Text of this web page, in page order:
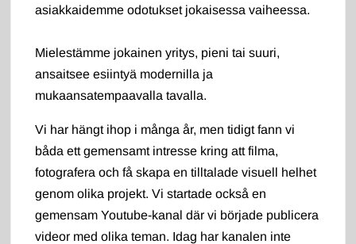
asiakkaidemme odotukset jokaisessa vaiheessa.
Mielestämme jokainen yritys, pieni tai suuri,
ansaitsee esiintyä modernilla ja
mukaansatempaavalla tavalla.
Vi har hängt ihop i många år, men tidigt fann vi
båda ett gemensamt intresse kring att filma,
fotografera och få skapa en tilltalade visuell helhet
genom olika projekt. Vi startade också en
gemensam Youtube-kanal där vi började publicera
videor med olika teman. Idag har kanalen inte